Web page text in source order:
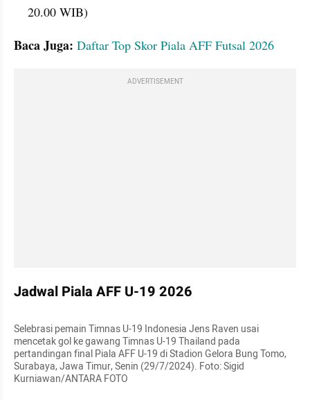
20.00 WIB)
Baca Juga: Daftar Top Skor Piala AFF Futsal 2026
ADVERTISEMENT
Jadwal Piala AFF U-19 2026
Selebrasi pemain Timnas U-19 Indonesia Jens Raven usai
mencetak gol ke gawang Timnas U-19 Thailand pada
pertandingan final Piala AFF U-19 di Stadion Gelora Bung Tomo,
Surabaya, Jawa Timur, Senin (29/7/2024). Foto: Sigid
Kurniawan/ANTARA FOTO